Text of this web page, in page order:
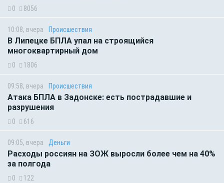
0 8056
10:08, вчера Происшествия
В Липецке БПЛА упал на строящийся
многоквартирный дом
0 1806
09:58, вчера Происшествия
Атака БПЛА в Задонске: есть пострадавшие и
разрушения
0 616
09:05, вчера Деньги
Расходы россиян на ЗОЖ выросли более чем на 40%
за полгода
0 122